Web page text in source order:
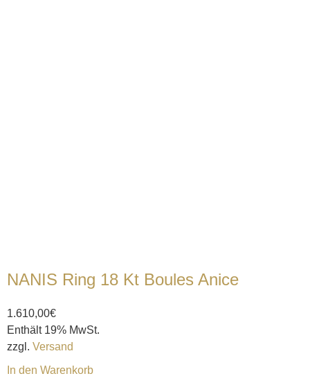
NANIS Ring 18 Kt Boules Anice
1.610,00€
Enthält 19% MwSt.
zzgl. Versand
In den Warenkorb